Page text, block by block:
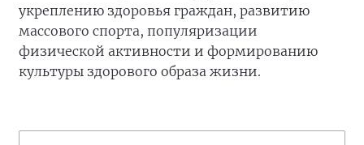
укреплению здоровья граждан, развитию
массового спорта, популяризации
физической активности и формированию
культуры здорового образа жизни.